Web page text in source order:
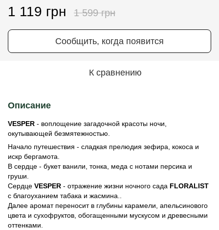
1 119 грн 1 599 грн
Сообщить, когда появится
К сравнению
Описание
VESPER - воплощение загадочной красоты ночи,
окутывающей безмятежностью.
Начало путешествия - сладкая прелюдия зефира, кокоса и
искр бергамота.
В сердце - букет ванили, тонка, меда с нотами персика и
груши.
Сердце VESPER - отражение жизни ночного сада FLORALIST
с благоуханием табака и жасмина..
Далее аромат переносит в глубины карамели, апельсинового
цвета и сухофруктов, обогащенными мускусом и древесными
оттенками.